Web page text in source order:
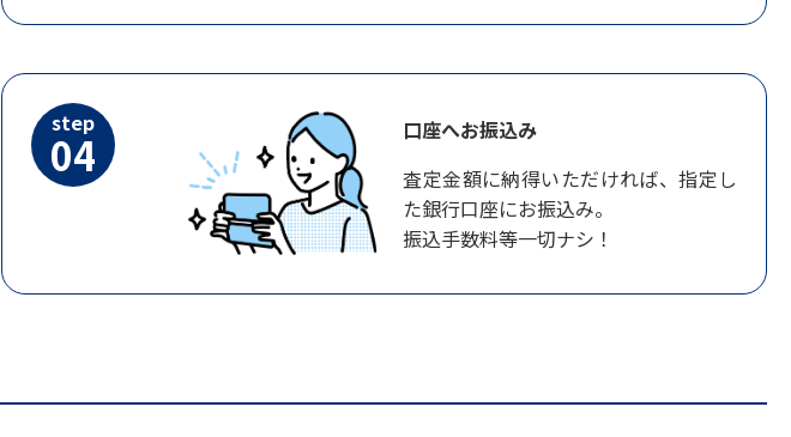
step
04
口座へお振込み
査定金額に納得いただければ、指定し
た銀行口座にお振込み。
振込手数料等一切ナシ！